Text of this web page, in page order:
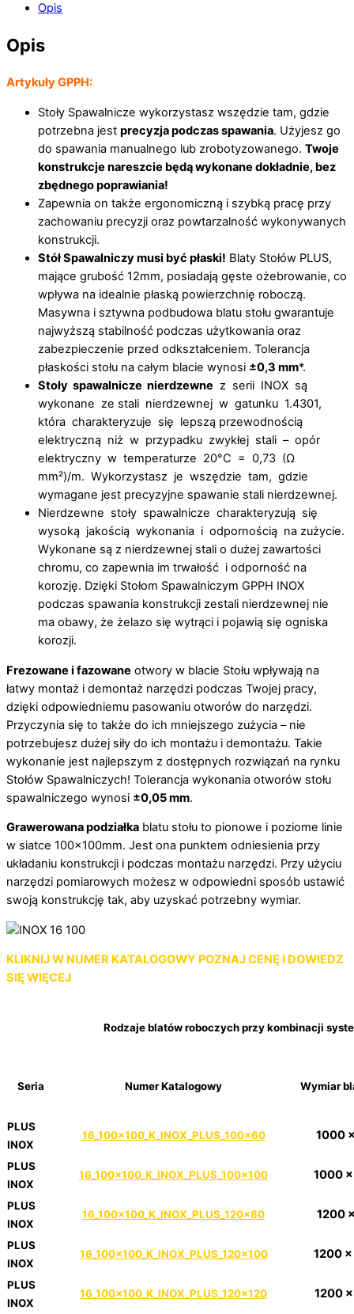
Opis
Opis
Artykuły GPPH:
Stoły Spawalnicze wykorzystasz wszędzie tam, gdzie
potrzebna jest precyzja podczas spawania. Użyjesz go
do spawania manualnego lub zrobotyzowanego. Twoje
konstrukcje nareszcie będą wykonane dokładnie, bez
zbędnego poprawiania!
Zapewnia on także ergonomiczną i szybką pracę przy
zachowaniu precyzji oraz powtarzalność wykonywanych
konstrukcji.
Stół Spawalniczy musi być płaski! Blaty Stołów PLUS,
mające grubość 12mm, posiadają gęste ożebrowanie, co
wpływa na idealnie płaską powierzchnię roboczą.
Masywna i sztywna podbudowa blatu stołu gwarantuje
najwyższą stabilność podczas użytkowania oraz
zabezpieczenie przed odkształceniem. Tolerancja
płaskości stołu na całym blacie wynosi ±0,3 mm*.
Stoły spawalnicze nierdzewne z serii INOX są
wykonane ze stali nierdzewnej w gatunku 1.4301,
która charakteryzuje się lepszą przewodnością
elektryczną niż w przypadku zwykłej stali – opór
elektryczny w temperaturze 20°C = 0,73 (Ω
mm²)/m. Wykorzystasz je wszędzie tam, gdzie
wymagane jest precyzyjne spawanie stali nierdzewnej.
Nierdzewne stoły spawalnicze charakteryzują się
wysoką jakością wykonania i odpornością na zużycie.
Wykonane są z nierdzewnej stali o dużej zawartości
chromu, co zapewnia im trwałość i odporność na
korozję. Dzięki Stołom Spawalniczym GPPH INOX
podczas spawania konstrukcji zestali nierdzewnej nie
ma obawy, że żelazo się wytrąci i pojawią się ogniska
korozji.
Frezowane i fazowane otwory w blacie Stołu wpływają na
łatwy montaż i demontaż narzędzi podczas Twojej pracy,
dzięki odpowiedniemu pasowaniu otworów do narzędzi.
Przyczynia się to także do ich mniejszego zużycia – nie
potrzebujesz dużej siły do ich montażu i demontażu. Takie
wykonanie jest najlepszym z dostępnych rozwiązań na rynku
Stołów Spawalniczych! Tolerancja wykonania otworów stołu
spawalniczego wynosi ±0,05 mm.
Grawerowana podziałka blatu stołu to pionowe i poziome linie
w siatce 100x100mm. Jest ona punktem odniesienia przy
układaniu konstrukcji i podczas montażu narzędzi. Przy użyciu
narzędzi pomiarowych możesz w odpowiedni sposób ustawić
swoją konstrukcję tak, aby uzyskać potrzebny wymiar.
KLIKNIJ W NUMER KATALOGOWY POZNAJ CENĘ I DOWIEDZ
SIĘ WIĘCEJ
Rodzaje blatów roboczych przy kombinacji
Seria Numer Katalogowy Wymiar
PLUS
INOX
16_100x100_K_INOX_PLUS_100x60 1000
PLUS
INOX
16_100x100_K_INOX_PLUS_100x100 1000
PLUS
INOX
16_100x100_K_INOX_PLUS_120x80 1200
PLUS
INOX
16_100x100_K_INOX_PLUS_120x100 1200
PLUS
INOX
16_100x100_K_INOX_PLUS_120x120 1200